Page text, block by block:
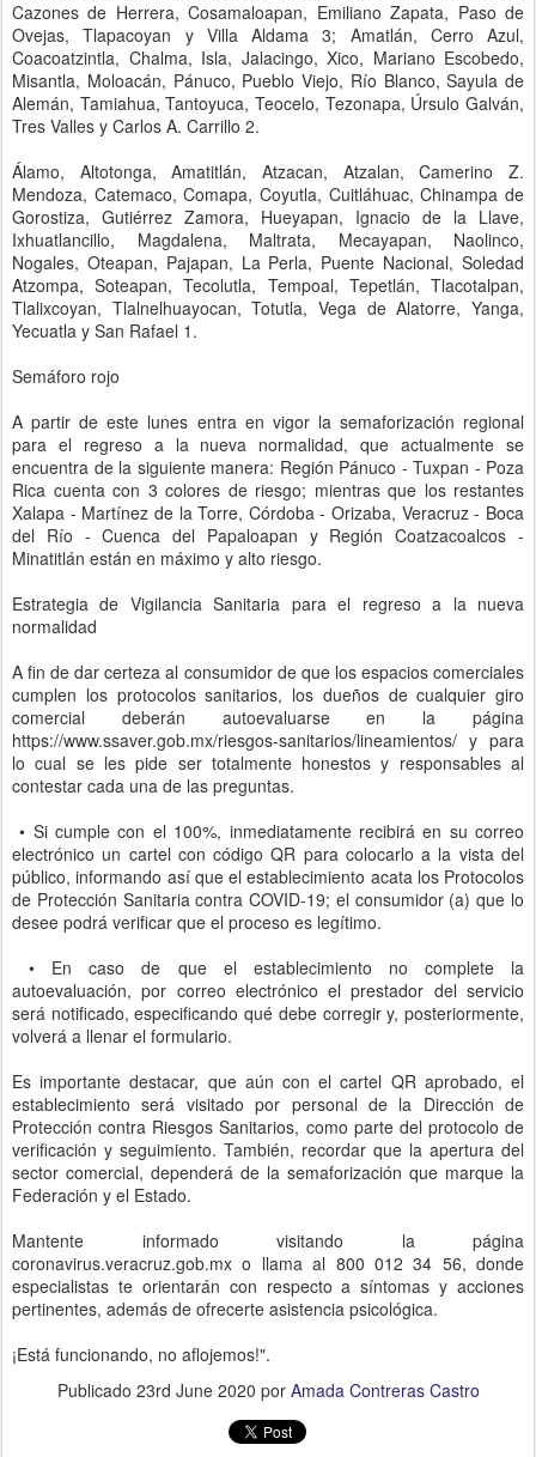
Cazones de Herrera, Cosamaloapan, Emiliano Zapata, Paso de
Ovejas, Tlapacoyan y Villa Aldama 3; Amatlán, Cerro Azul,
Coacoatzintla, Chalma, Isla, Jalacingo, Xico, Mariano Escobedo,
Misantla, Moloacán, Pánuco, Pueblo Viejo, Río Blanco, Sayula de
Alemán, Tamiahua, Tantoyuca, Teocelo, Tezonapa, Úrsulo Galván,
Tres Valles y Carlos A. Carrillo 2.
Álamo, Altotonga, Amatitlán, Atzacan, Atzalan, Camerino Z.
Mendoza, Catemaco, Comapa, Coyutla, Cuitláhuac, Chinampa de
Gorostiza, Gutiérrez Zamora, Hueyapan, Ignacio de la Llave,
Ixhuatlancillo, Magdalena, Maltrata, Mecayapan, Naolinco,
Nogales, Oteapan, Pajapan, La Perla, Puente Nacional, Soledad
Atzompa, Soteapan, Tecolutla, Tempoal, Tepetlán, Tlacotalpan,
Tlalixcoyan, Tlalnelhuayocan, Totutla, Vega de Alatorre, Yanga,
Yecuatla y San Rafael 1.
Semáforo rojo
A partir de este lunes entra en vigor la semaforización regional
para el regreso a la nueva normalidad, que actualmente se
encuentra de la siguiente manera: Región Pánuco - Tuxpan - Poza
Rica cuenta con 3 colores de riesgo; mientras que los restantes
Xalapa - Martínez de la Torre, Córdoba - Orizaba, Veracruz - Boca
del Río - Cuenca del Papaloapan y Región Coatzacoalcos -
Minatitlán están en máximo y alto riesgo.
Estrategia de Vigilancia Sanitaria para el regreso a la nueva
normalidad
A fin de dar certeza al consumidor de que los espacios comerciales
cumplen los protocolos sanitarios, los dueños de cualquier giro
comercial deberán autoevaluarse en la página
https://www.ssaver.gob.mx/riesgos-sanitarios/lineamientos/ y para
lo cual se les pide ser totalmente honestos y responsables al
contestar cada una de las preguntas.
• Si cumple con el 100%, inmediatamente recibirá en su correo
electrónico un cartel con código QR para colocarlo a la vista del
público, informando así que el establecimiento acata los Protocolos
de Protección Sanitaria contra COVID-19; el consumidor (a) que lo
desee podrá verificar que el proceso es legítimo.
• En caso de que el establecimiento no complete la
autoevaluación, por correo electrónico el prestador del servicio
será notificado, especificando qué debe corregir y, posteriormente,
volverá a llenar el formulario.
Es importante destacar, que aún con el cartel QR aprobado, el
establecimiento será visitado por personal de la Dirección de
Protección contra Riesgos Sanitarios, como parte del protocolo de
verificación y seguimiento. También, recordar que la apertura del
sector comercial, dependerá de la semaforización que marque la
Federación y el Estado.
Mantente informado visitando la página
coronavirus.veracruz.gob.mx o llama al 800 012 34 56, donde
especialistas te orientarán con respecto a síntomas y acciones
pertinentes, además de ofrecerte asistencia psicológica.
¡Está funcionando, no aflojemos!".
Publicado 23rd June 2020 por Amada Contreras Castro